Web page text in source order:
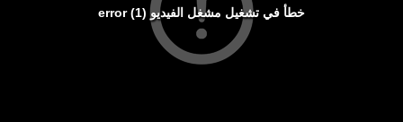
خطأ في تشغيل مشغل الفيديو (1) error